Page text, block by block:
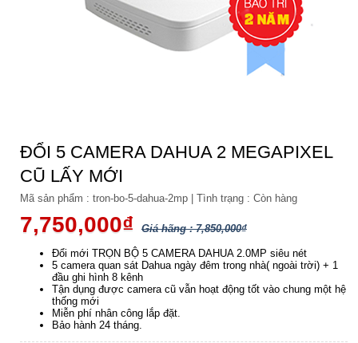
ĐỔI 5 CAMERA DAHUA 2 MEGAPIXEL
CŨ LẤY MỚI
Mã sản phẩm : tron-bo-5-dahua-2mp | Tình trạng : Còn hàng
7,750,000₫ Giá hãng : 7,850,000₫
Đổi mới TRỌN BỘ 5 CAMERA DAHUA 2.0MP siêu nét
5 camera quan sát Dahua ngày đêm trong nhà( ngoài trời) + 1
đầu ghi hình 8 kênh
Tận dụng được camera cũ vẫn hoạt động tốt vào chung một hệ
thống mới
Miễn phí nhân công lắp đặt.
Bảo hành 24 tháng.